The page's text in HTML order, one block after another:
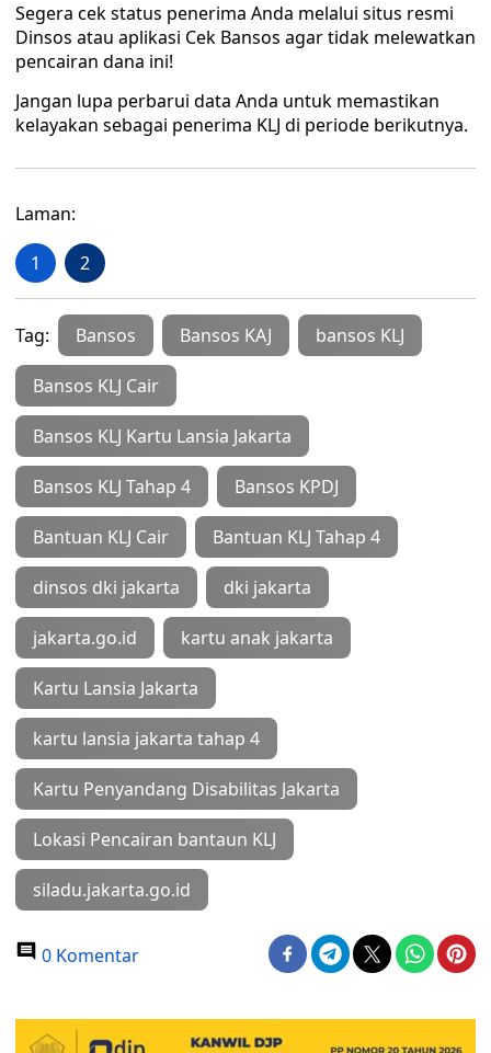
Segera cek status penerima Anda melalui situs resmi
Dinsos atau aplikasi Cek Bansos agar tidak melewatkan
pencairan dana ini!
Jangan lupa perbarui data Anda untuk memastikan
kelayakan sebagai penerima KLJ di periode berikutnya.
Laman:
1 2
Tag: Bansos Bansos KAJ bansos KLJ
Bansos KLJ Cair
Bansos KLJ Kartu Lansia Jakarta
Bansos KLJ Tahap 4 Bansos KPDJ
Bantuan KLJ Cair Bantuan KLJ Tahap 4
dinsos dki jakarta dki jakarta
jakarta.go.id kartu anak jakarta
Kartu Lansia Jakarta
kartu lansia jakarta tahap 4
Kartu Penyandang Disabilitas Jakarta
Lokasi Pencairan bantaun KLJ
siladu.jakarta.go.id
0 Komentar